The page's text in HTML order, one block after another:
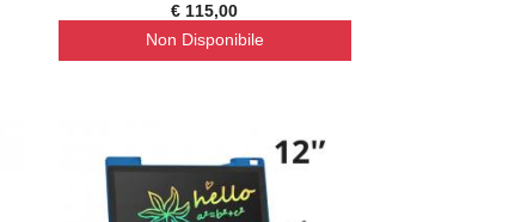
€ 115,00
Non Disponibile